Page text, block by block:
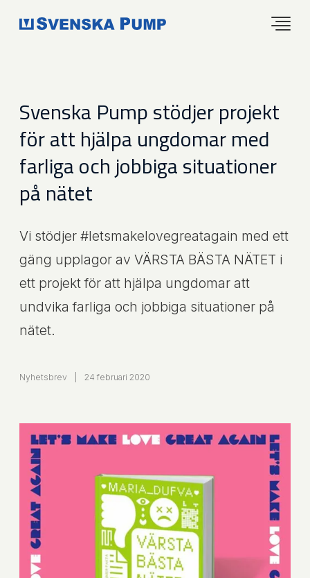
Svenska Pump stödjer projekt
för att hjälpa ungdomar med
farliga och jobbiga situationer
på nätet
Vi stödjer #letsmakelovegreatagain med ett
gäng upplagor av VÄRSTA BÄSTA NÄTET i
ett projekt för att hjälpa ungdomar att
undvika farliga och jobbiga situationer på
nätet.
Nyhetsbrev 24 februari 2020